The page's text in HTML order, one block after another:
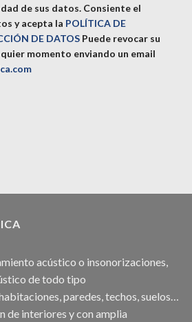
de sus datos. Consiente el
y acepta la POLÍTICA DE
DE DATOS Puede revocar su
momento enviando un email
acústico o insonorizaciones
de todo tipo
habitaciones, paredes techos , suelos…
de interiores y con amplia